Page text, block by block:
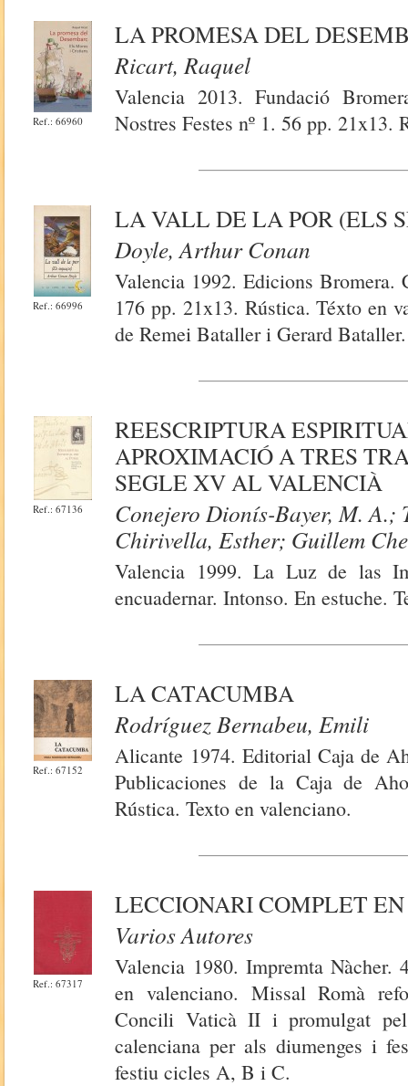
Ref.: 66960
LA PROMESA DEL
Ricart, Raquel
Valencia 2013. Fundació
Nostres Festes nº 1. 56 pp. 21x13.
Ref.: 66996
LA VALL DE LA POR (ELS
Doyle, Arthur Conan
Valencia 1992. Edicions
176 pp. 21x13. Rústica. Téxto en
de Remei Bataller i Gerard
Ref.: 67136
REESCRIPTURA
APROXIMACIÓ A TRES
SEGLE XV AL VALENCIÀ
Conejero Dionís-Bayer, M.
Chirivella, Esther; Guillem
Valencia 1999. La Luz de las
encuadernar. Intonso. En estuche.
Ref.: 67152
LA CATACUMBA
Rodríguez Bernabeu, Emili
Alicante 1974. Editorial Caja de
Publicaciones de la Caja de
Rústica. Texto en valenciano.
Ref.: 67317
LECCIONARI COMPLET
Varios Autores
Valencia 1980. Impremta Nàcher.
en valenciano. Missal Romà
Concili Vaticà II i promulgat
calenciana per als diumenges i
festiu cicles A, B i C.